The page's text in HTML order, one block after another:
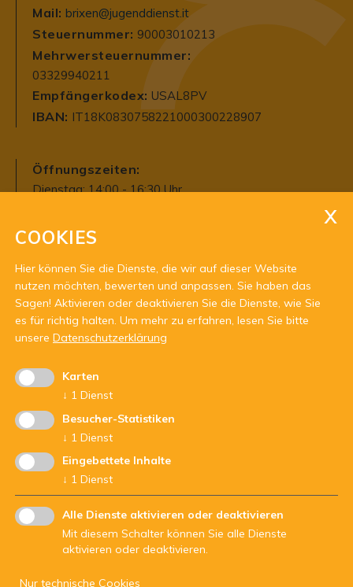
Mail: brixen@jugenddienst.it
Steuernummer: 90003010213
Mehrwersteuernummer:
03329940211
Empfängerkodex: USAL8PV
IBAN: IT18K0830758221000300228907
Öffnungszeiten:
Dienstag: 14:00 - 16:30 Uhr
telefonisch oder per Mail melden
Mit Unterstützung von:
COOKIES
Hier können Sie die Dienste, die wir auf dieser Website
nutzen möchten, bewerten und anpassen. Sie haben das
Sagen! Aktivieren oder deaktivieren Sie die Dienste, wie Sie
es für richtig halten. Um mehr zu erfahren, lesen Sie bitte
unsere Datenschutzerklärung
Karten
↓ 1 Dienst
Besucher-Statistiken
↓ 1 Dienst
Eingebettete Inhalte
↓ 1 Dienst
Alle Dienste aktivieren oder deaktivieren
Mit diesem Schalter können Sie alle Dienste
aktivieren oder deaktivieren.
Nur technische Cookies